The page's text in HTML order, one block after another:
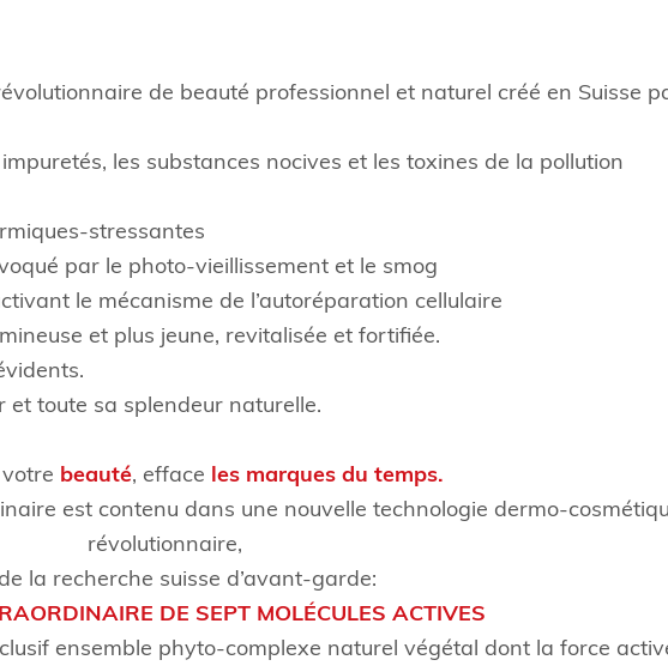
de beauté professionnel et naturel créé en Suisse
les substances nocives et les toxines de la pollution
stressantes
par le photo-vieillissement et le smog
le mécanisme de l’autoréparation cellulaire
et plus jeune, revitalisée et fortifiée.
et toute sa splendeur naturelle.
beauté, efface les marques du temps.
est contenu dans une nouvelle technologie dermo-
révolutionnaire,
la recherche suisse d’avant-garde:
DE SEPT MOLÉCULES ACTIVES
ensemble phyto-complexe naturel végétal dont la force